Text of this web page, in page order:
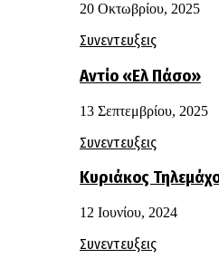
20 Οκτωβρίου, 2025
Συνεντευξεις
Αντίο «Ελ Πάσο»
13 Σεπτεμβρίου, 2025
Συνεντευξεις
Κυριάκος
12 Ιουνίου, 2024
Συνεντευξεις